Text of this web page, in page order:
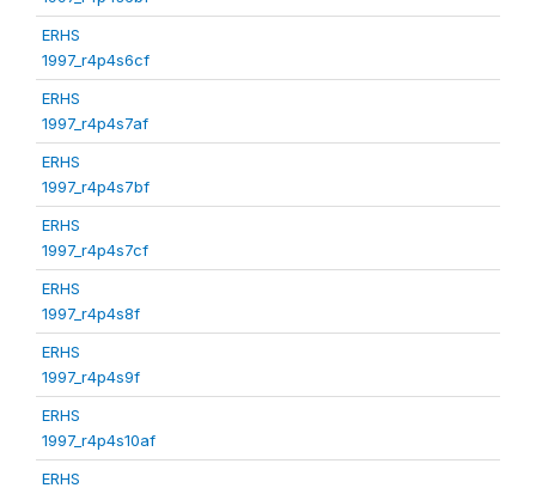
ERHS
1997_r4p4s6cf
ERHS
1997_r4p4s7af
ERHS
1997_r4p4s7bf
ERHS
1997_r4p4s7cf
ERHS
1997_r4p4s8f
ERHS
1997_r4p4s9f
ERHS
1997_r4p4s10af
ERHS